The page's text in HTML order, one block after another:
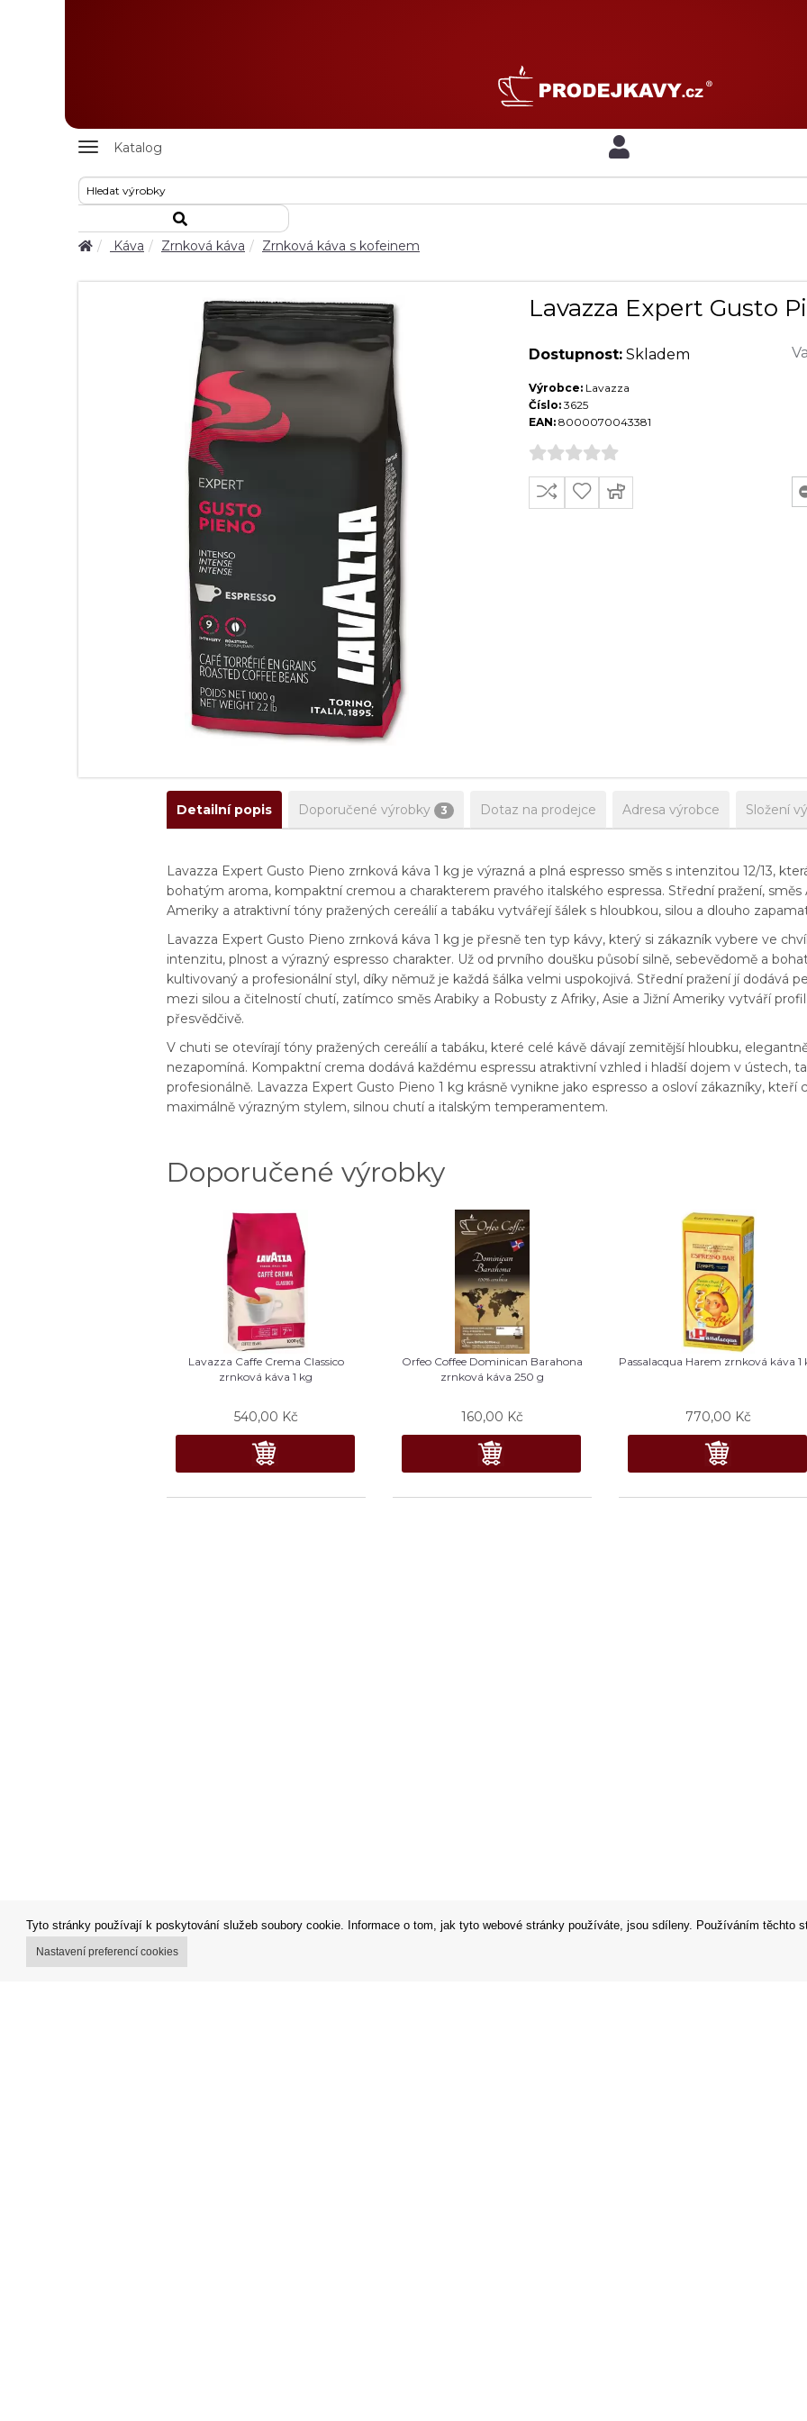
Tyto stránky používají k poskytování služeb soubory cookie. Informace o tom, jak tyto webové stránky používáte, jsou sdíleny. Používáním těchto
Nastavení preferencí cookies
Zobrazit
Katalog
Káva Zrnková káva Zrnková káva s kofeinem
Lavazza Expert Gusto
Dostupnost: Skladem
Výrobce: Lavazza
Číslo: 3625
EAN: 8000070043381
Detailní popis Doporučené výrobky 3 Dotaz na prodejce Adresa výrobce Složení
Lavazza Expert Gusto Pieno zrnková káva 1 kg je výrazná a plná espresso směs s intenzitou 12/13,
bohatým aroma, kompaktní cremou a charakterem pravého italského espressa. Střední pražení, směs
Ameriky a atraktivní tóny pražených cereálií a tabáku vytvářejí šálek s hloubkou, silou a dlouho
Lavazza Expert Gusto Pieno zrnková káva 1 kg je přesně ten typ kávy, který si zákazník vybere ve
intenzitu, plnost a výrazný espresso charakter. Už od prvního doušku působí silně, sebevědomě a
kultivovaný a profesionální styl, díky němuž je každá šálka velmi uspokojivá. Střední pražení jí dodává
mezi silou a čitelností chutí, zatímco směs Arabiky a Robusty z Afriky, Asie a Jižní Ameriky vytváří
přesvědčivě.
V chuti se otevírají tóny pražených cereálií a tabáku, které celé kávě dávají zemitější hloubku,
nezapomíná. Kompaktní crema dodává každému espressu atraktivní vzhled i hladší dojem v ústech,
profesionálně. Lavazza Expert Gusto Pieno 1 kg krásně vynikne jako espresso a osloví zákazníky,
maximálně výrazným stylem, silnou chutí a italským temperamentem.
Doporučené výrobky
Lavazza Caffe Crema Classico
zrnková káva 1 kg
540,00 Kč
Orfeo Coffee Dominican Barahona
zrnková káva 250 g
160,00 Kč
Passalacqua Harem zrnková káva 1
770,00 Kč